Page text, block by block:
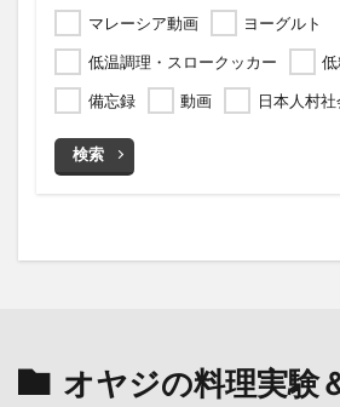
マレーシア動画
ヨーグルト
低温調理・スロークッカー
備忘録
動画 日本人村社
検索
オヤジの料理実験